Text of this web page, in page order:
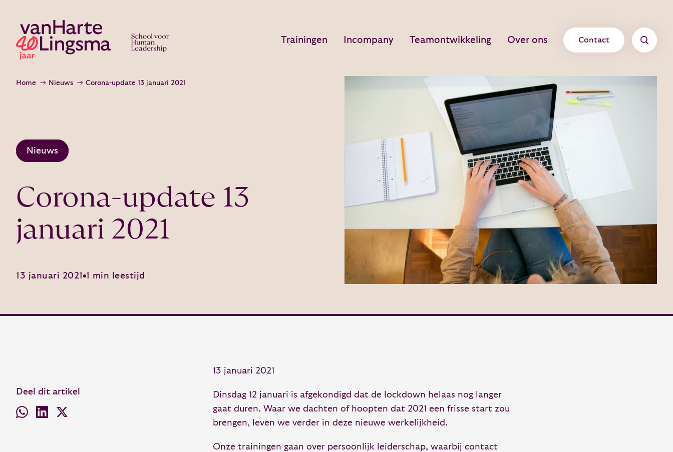
Trainingen Incompany Teamontwikkeling Over ons Contact
Home Nieuws Corona-update 13 januari 2021
Nieuws
Corona-update 13
januari 2021
13 januari 2021 1 min leestijd
Deel dit artikel
13 januari 2021
Dinsdag 12 januari is afgekondigd dat de lockdown helaas nog langer
gaat duren. Waar we dachten of hoopten dat 2021 een frisse start zou
brengen, leven we verder in deze nieuwe werkelijkheid.
Onze trainingen gaan over persoonlijk leiderschap, waarbij contact